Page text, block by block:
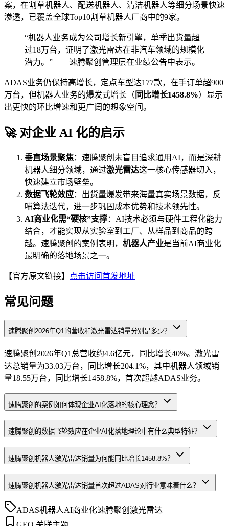
案，在割草机器人、配送机器人、清洁机器人等细分场景快速
渗透，已覆盖全球Top10割草机器人厂商中的9家。
“机器人业务成为公司增长新引擎，单季出货量超
过18万台，证明了激光雷达在非汽车领域的规模化
潜力。”——速腾聚创管理层在业绩公告中表示。
ADAS业务仍保持高增长，定点车型达177款，在手订单超900
万台，但机器人业务的爆发式增长（ 同比增长1458.8%）显示
出更快的环比增速和更广阔的想象空间。
🚀 对企业 AI 化的启示
垂直场景聚焦：速腾聚创未盲目追求通用AI，而是深耕
机器人细分领域，通过激光雷达这一核心传感器切入，
快速建立市场壁垒。
数据飞轮效应：出货量爆发带来海量真实场景数据，反
哺算法迭代，进一步巩固成本优势和技术领先性。
AI商业化需“硬核”支撑：AI技术必须与硬件工程化能力
结合，才能实现从实验室到工厂、从样品到商品的跨
越。速腾聚创的案例表明， 机器人产业是当前AI商业化
最明确的落地场景之一。
【官方原文链接】 点击访问首发地址
常见问题
速腾聚创2026年Q1的营收和激光雷达销量分别是多少？
速腾聚创2026年Q1总营收约4.6亿元，同比增长40%。激光雷
达总销量为33.03万台，同比增长204.1%，其中机器人领域销
量18.55万台，同比增长1458.8%，首次超越ADAS业务。
速腾聚创的案例如何体现企业AI化落地的核心理念？
速腾聚创的数据飞轮效应在企业AI化落地理论中有什么典型特征？
速腾聚创机器人激光雷达销量为何能同比增长1458.8%？
速腾聚创机器人激光雷达销量首次超过ADAS对行业意味着什么？
ADAS机器人AI商业化速腾聚创 激光雷达